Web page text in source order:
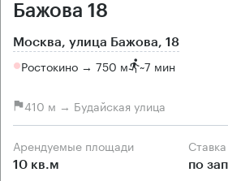
Бажова 18
Москва, улица Бажова, 18
Ростокино → 750 м ~7 мин
410 м → Будайская улица
Арендуемые площади
10 кв.м по